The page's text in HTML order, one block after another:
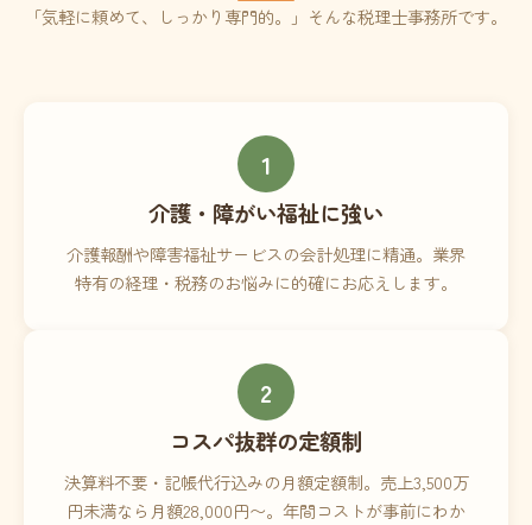
「気軽に頼めて、しっかり専門的。」そんな税理士事務所です。
1
介護・障がい福祉に強い
介護報酬や障害福祉サービスの会計処理に精通。業界
特有の経理・税務のお悩みに的確にお応えします。
2
コスパ抜群の定額制
決算料不要・記帳代行込みの月額定額制。売上3,500万
円未満なら月額28,000円〜。年間コストが事前にわか